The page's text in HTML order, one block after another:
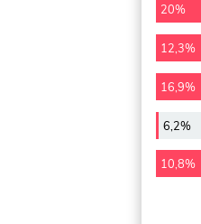
20%
12,3%
16,9%
6,2%
10,8%